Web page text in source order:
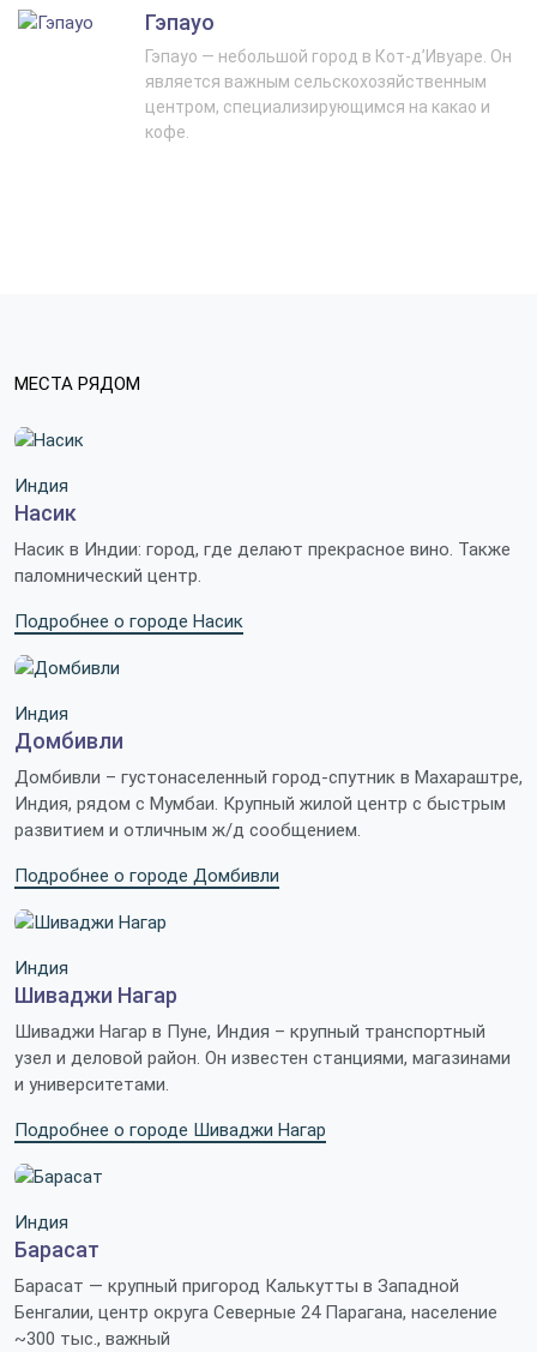
Гэпауо
Гэпауо — небольшой город в Кот-д’Ивуаре. Он
является важным сельскохозяйственным
центром, специализирующимся на какао и
кофе.
МЕСТА РЯДОМ
Индия
Насик
Насик в Индии: город, где делают прекрасное вино. Также
паломнический центр.
Подробнее о городе Насик
Индия
Домбивли
Домбивли – густонаселенный город-спутник в Махараштре,
Индия, рядом с Мумбаи. Крупный жилой центр с быстрым
развитием и отличным ж/д сообщением.
Подробнее о городе Домбивли
Индия
Шиваджи Нагар
Шиваджи Нагар в Пуне, Индия – крупный транспортный
узел и деловой район. Он известен станциями, магазинами
и университетами.
Подробнее о городе Шиваджи Нагар
Индия
Барасат
Барасат — крупный пригород Калькутты в Западной
Бенгалии, центр округа Северные 24 Парагана, население
~300 тыс., важный